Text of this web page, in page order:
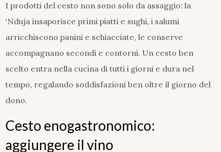
I prodotti del cesto non sono solo da assaggio: la
‘Nduja insaporisce primi piatti e sughi, i salumi
arricchiscono panini e schiacciate, le conserve
accompagnano secondi e contorni. Un cesto ben
scelto entra nella cucina di tutti i giorni e dura nel
tempo, regalando soddisfazioni ben oltre il giorno del
dono.
Cesto enogastronomico:
aggiungere il vino